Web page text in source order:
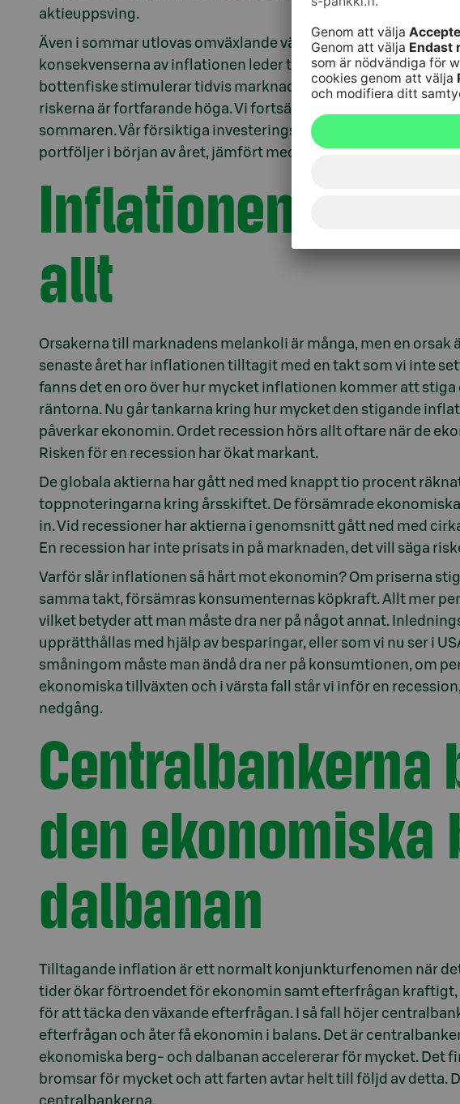
aktieuppsving.
Även i sommar utlovas omväxlande väder. Den avtagande
konsekvenserna av inflationen leder till nervositet på
bottenfiske stimulerar tidvis marknaden. Det är ännu inte
riskerna är fortfarande höga. Vi fortsätter med måttlig
sommaren. Vår försiktiga investeringsallokering och våra
portföljer i början av året, jämfört med både marknaden och
Inflationen är
allt
Orsakerna till marknadens melankoli är många, men en
senaste året har inflationen tilltagit med en takt som vi inte
fanns det en oro över hur mycket inflationen kommer att
räntorna. Nu går tankarna kring hur mycket den stigande
påverkar ekonomin. Ordet recession hörs allt oftare när de
Risken för en recession har ökat markant.
De globala aktierna har gått ned med knappt tio procent
toppnoteringarna kring årsskiftet. De försämrade
in. Vid recessioner har aktierna i genomsnitt gått ned med
En recession har inte prisats in på marknaden, det vill säga
Varför slår inflationen så hårt mot ekonomin? Om priserna
samma takt, försämras konsumenternas köpkraft. Allt mer
vilket betyder att man måste dra ner på något annat.
upprätthållas med hjälp av besparingar, eller som vi nu ser i
småningom måste man ändå dra ner på konsumtionen, om
ekonomiska tillväxten och i värsta fall står vi inför en
nedgång.
Centralbankerna
den ekonomiska
dalbanan
Tilltagande inflation är ett normalt konjunkturfenomen när
tider ökar förtroendet för ekonomin samt efterfrågan kraftigt,
för att täcka den växande efterfrågan. I så fall höjer
efterfrågan och åter få ekonomin i balans. Det är
ekonomiska berg- och dalbanan accelererar för mycket. Det
bromsar för mycket och att farten avtar helt till följd av detta.
centralbankerna.